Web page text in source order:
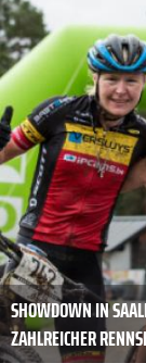
SHOWDOWN IN
ZAHLREICHER